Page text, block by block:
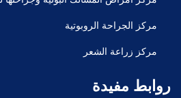
مركز الجراحة الروبوتية
مركز زراعة الشعر
روابط مفيدة